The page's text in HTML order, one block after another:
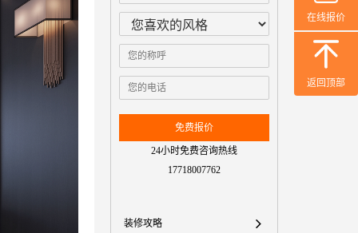
在线报价
返回顶部
免费报价
免费预
24小时免费咨询热线
17718007762
装修攻略